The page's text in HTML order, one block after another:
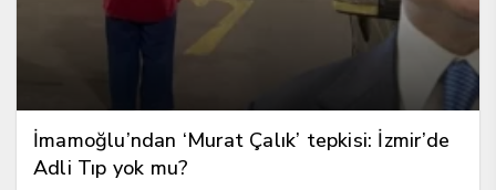
İmamoğlu’ndan ‘Murat Çalık’ tepkisi: İzmir’de
Adli Tıp yok mu?